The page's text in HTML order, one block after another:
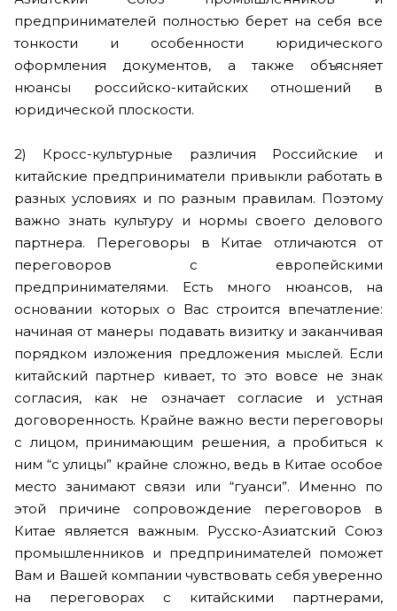
предпринимателей полностью берет на себя все
тонкости и особенности юридического
оформления документов, а также объясняет
нюансы российско-китайских отношений в
юридической плоскости.
2) Кросс-культурные различия Российские и
китайские предприниматели привыкли работать в
разных условиях и по разным правилам. Поэтому
важно знать культуру и нормы своего делового
партнера. Переговоры в Китае отличаются от
переговоров с европейскими
предпринимателями. Есть много нюансов, на
основании которых о Вас строится впечатление:
начиная от манеры подавать визитку и заканчивая
порядком изложения предложения мыслей. Если
китайский партнер кивает, то это вовсе не знак
согласия, как не означает согласие и устная
договоренность. Крайне важно вести переговоры
с лицом, принимающим решения, а пробиться к
ним “с улицы” крайне сложно, ведь в Китае особое
место занимают связи или “гуанси”. Именно по
этой причине сопровождение переговоров в
Китае является важным. Русско-Азиатский Союз
промышленников и предпринимателей поможет
Вам и Вашей компании чувствовать себя уверенно
на переговорах с китайскими партнерами,